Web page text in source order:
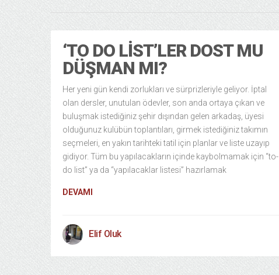
‘TO DO LIST’LER DOST MU
DÜŞMAN MI?
Her yeni gün kendi zorlukları ve sürprizleriyle geliyor. İptal
olan dersler, unutulan ödevler, son anda ortaya çıkan ve
buluşmak istediğiniz şehir dışından gelen arkadaş, üyesi
olduğunuz kulübün toplantıları, girmek istediğiniz takımın
seçmeleri, en yakın tarihteki tatil için planlar ve liste uzayıp
gidiyor. Tüm bu yapılacakların içinde kaybolmamak için “to-
do list” ya da “yapılacaklar listesi” hazırlamak
DEVAMI
Elif Oluk